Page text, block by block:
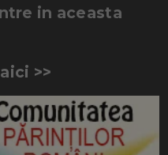
in aceasta
>>